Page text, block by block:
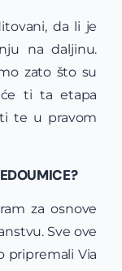
da li je
na daljinu.
zato što su
ti ta etapa
te u pravom
za osnove
Sve ove
pripremali Via